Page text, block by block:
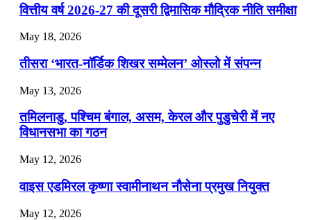
📝 डेली करेंट अफेयर्स: 22-24 जुलाई 2026
July 22, 2026
📝 डेली करेंट अफेयर्स: 19-21 जुलाई 2026
July 19, 2026
📝 डेली करेंट अफेयर्स: 16-18 जुलाई 2026
वित्तीय वर्ष 2026-27 की दूसरी द्विमासिक मौद्रिक नीति समीक्षा
May 18, 2026
तीसरा ‘भारत-नॉर्डिक शिखर सम्मेलन’ ओस्लो में संपन्न
May 13, 2026
तमिलनाडु, पश्चिम बंगाल, असम, केरल और पुडुचेरी में नए
विधानसभा का गठन
May 12, 2026
वाइस एडमिरल कृष्णा स्वामीनाथन नौसेना प्रमुख नियुक्त
May 12, 2026